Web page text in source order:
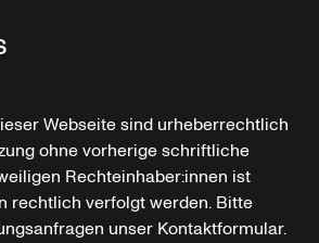
Webseite sind urheberrechtlich
ohne vorherige schriftliche
Rechteinhaber:innen ist
rechtlich verfolgt werden. Bitte
unser Kontaktformular.